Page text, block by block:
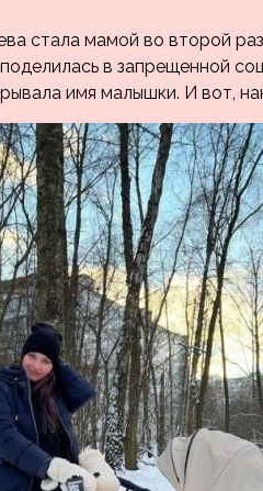
стала мамой во второй
в запрещенной
имя малышки. И вот,